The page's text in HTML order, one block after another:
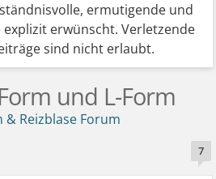
ermutigende und
erwünscht. Verletzende
sind nicht erlaubt.
und L-Form
& Reizblase Forum
7